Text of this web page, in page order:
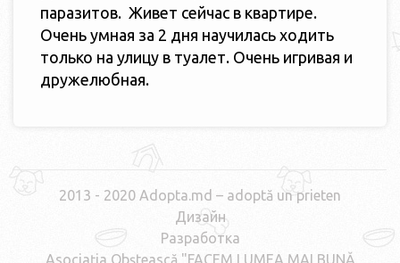
паразитов. Живет сейчас в квартире.
Очень умная за 2 дня научилась ходить
только на улицу в туалет. Очень игривая и
дружелюбная.
2013 - 2020 Adopta.md – adoptă un prieten
Дизайн
Разработка
Asociaţia Obştească "FACEM LUMEA MAI BUNĂ